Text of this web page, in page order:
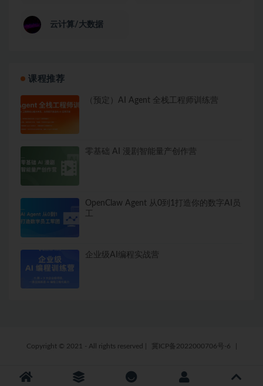
云计算/大数据
课程推荐
（预定）AI Agent 全栈工程师训练营
零基础 AI 漫剧智能量产创作营
OpenClaw Agent 从0到1打造你的数字AI员
工
企业级AI编程实战营
Copyright © 2021 - All rights reserved 冀ICP备2022000706号-6